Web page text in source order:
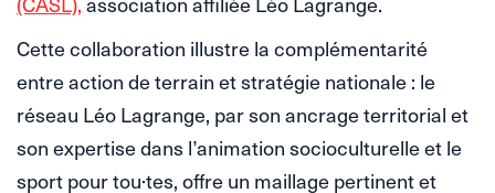
Cette collaboration illustre la complémentarité
entre action de terrain et stratégie nationale : le
réseau Léo Lagrange, par son ancrage territorial et
son expertise dans l’animation socioculturelle et le
sport pour tou·tes, offre un maillage pertinent et